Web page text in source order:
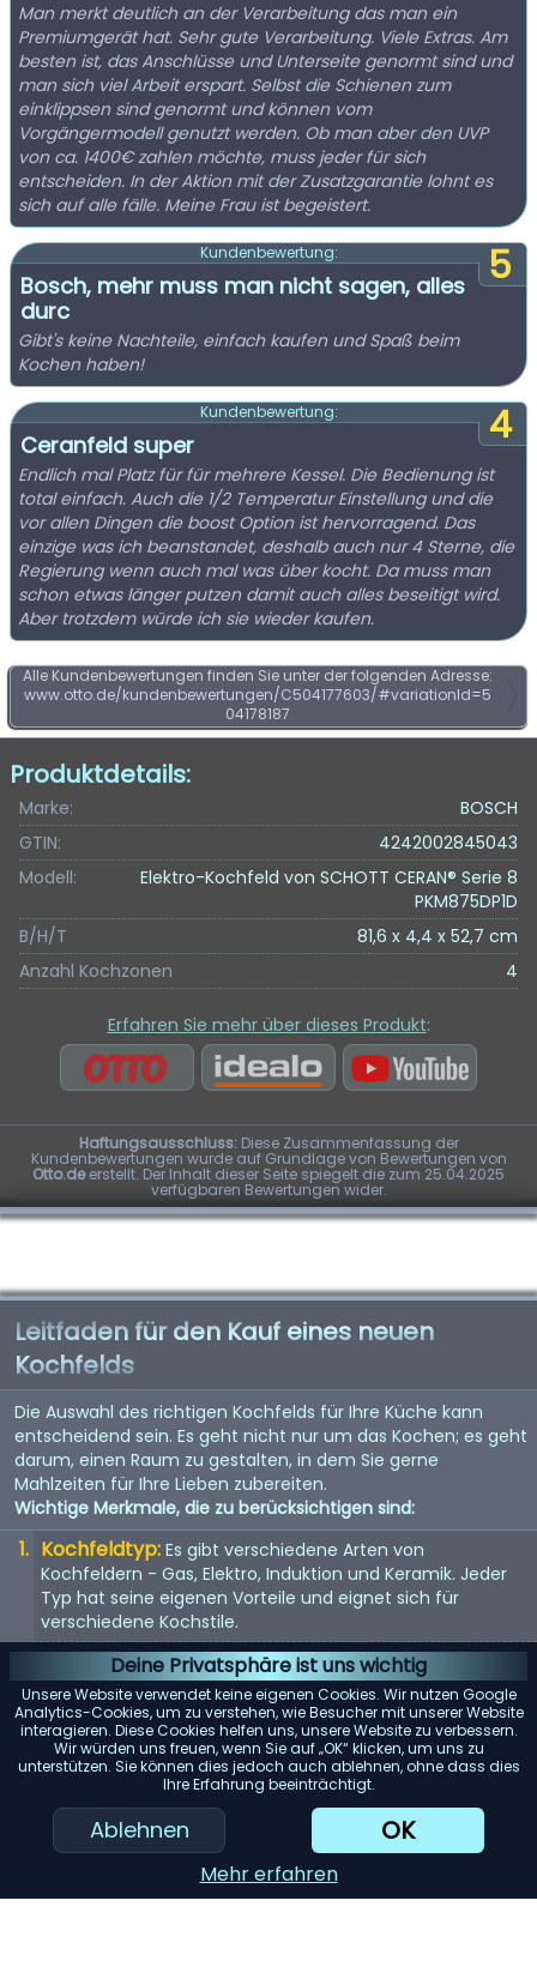
Deine Privatsphäre ist uns wichtig
Unsere Website verwendet keine eigenen Cookies. Wir nutzen Google
Analytics-Cookies, um zu verstehen, wie Besucher mit unserer Website
interagieren. Diese Cookies helfen uns, unsere Website zu verbessern.
Wir würden uns freuen, wenn Sie auf „OK“ klicken, um uns zu
unterstützen. Sie können dies jedoch auch ablehnen, ohne dass dies
Ihre Erfahrung beeinträchtigt.
Ablehnen OK
Mehr erfahren
Man merkt deutlich an der Verarbeitung das man ein
Premiumgerät hat. Sehr gute Verarbeitung. Viele Extras. Am
besten ist, das Anschlüsse und Unterseite genormt sind und
man sich viel Arbeit erspart. Selbst die Schienen zum
einklippsen sind genormt und können vom
Vorgängermodell genutzt werden. Ob man aber den UVP
von ca. 1400€ zahlen möchte, muss jeder für sich
entscheiden. In der Aktion mit der Zusatzgarantie lohnt es
sich auf alle fälle. Meine Frau ist begeistert.
5
Kundenbewertung:
Bosch, mehr muss man nicht sagen, alles
durc
Gibt's keine Nachteile, einfach kaufen und Spaß beim
Kochen haben!
4
Kundenbewertung:
Ceranfeld super
Endlich mal Platz für für mehrere Kessel. Die Bedienung ist
total einfach. Auch die 1/2 Temperatur Einstellung und die
vor allen Dingen die boost Option ist hervorragend. Das
einzige was ich beanstandet, deshalb auch nur 4 Sterne, die
Regierung wenn auch mal was über kocht. Da muss man
schon etwas länger putzen damit auch alles beseitigt wird.
Aber trotzdem würde ich sie wieder kaufen.
Alle Kundenbewertungen finden Sie unter der folgenden Adresse:
www.otto.de/kundenbewertungen/C504177603/#variationId=5
04178187
Produktdetails:
Marke:
BOSCH
GTIN:
4242002845043
Modell:
Elektro-Kochfeld von SCHOTT CERAN® Serie 8
PKM875DP1D
B/H/T
81,6 x 4,4 x 52,7 cm
Anzahl Kochzonen
4
Erfahren Sie mehr über dieses Produkt:
Haftungsausschluss:Diese Zusammenfassung der
Kundenbewertungen wurde auf Grundlage von Bewertungen von
Otto.deerstellt. Der Inhalt dieser Seite spiegelt die zum 25.04.2025
verfügbaren Bewertungen wider.
Leitfaden für den Kauf eines neuen
Kochfelds
Die Auswahl des richtigen Kochfelds für Ihre Küche kann
entscheidend sein. Es geht nicht nur um das Kochen; es geht
darum, einen Raum zu gestalten, in dem Sie gerne
Mahlzeiten für Ihre Lieben zubereiten.
Wichtige Merkmale, die zu berücksichtigen sind:
Kochfeldtyp: Es gibt verschiedene Arten von
Kochfeldern - Gas, Elektro, Induktion und Keramik. Jeder
Typ hat seine eigenen Vorteile und eignet sich für
verschiedene Kochstile.
Größe und Anzahl der Brenner: Wählen Sie ein
Kochfeld mit der richtigen Anzahl und Größe der Brenner,
abhängig von Ihren Kochbedürfnissen und dem
verfügbaren Platz in Ihrer Küche.
Sicherheitsfunktionen: Achten Sie auf Kochfelder mit
Sicherheitsfunktionen wie Kindersicherung, automatischer
Abschaltung und Restwärmeanzeige.
Einfache Reinigung:
Ein Kochfeld mit glatter Oberfläche
oder abnehmbaren Teilen kann die Reinigung erleichtern.